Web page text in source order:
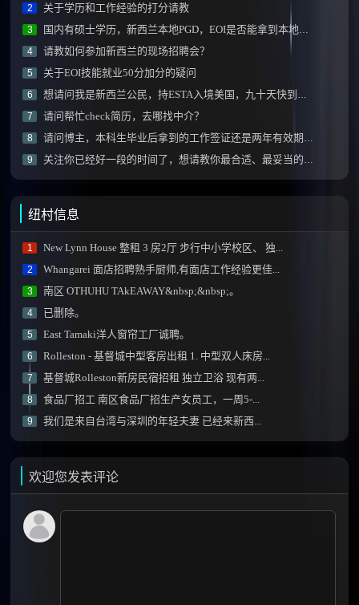
2 关于学历和工作经验的打分请教
3 国内有硕士学历，新西兰本地PGD，EOI是否能拿到本地学历额外加分？
4 请教如何参加新西兰的现场招聘会？
5 关于EOI技能就业50分加分的疑问
6 想请问我是新西兰公民，持ESTA入境美国，九十天快到了, 怎么办？
7 请问帮忙check简历，去哪找中介？
8 请问博主，本科生毕业后拿到的工作签证还是两年有效期的那种吗？
9 关注你已经好一段的时间了，想请教你最合适、最妥当的移民方式！！
纽村信息
1 New Lynn House 整租 3 房2厅 步行中小学校区、 独...
2 Whangarei 面店招聘熟手厨师,有面店工作经验更佳...
3 南区 OTHUHU TAkEAWAY&nbsp;&nbsp;。
4 已删除。
5 East Tamaki洋人窗帘工厂诚聘。
6 Rolleston - 基督城中型客房出租 1. 中型双人床房...
7 基督城Rolleston新房民宿招租 独立卫浴 现有两...
8 食品厂招工 南区食品厂招生产女员工，一周5-...
9 我们是来自台湾与深圳的年轻夫妻 已经来新西...
欢迎您发表评论